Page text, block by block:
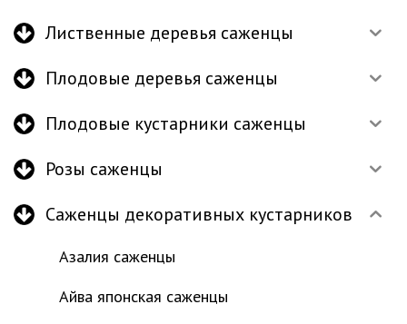
Лиственные деревья саженцы
Плодовые деревья саженцы
Плодовые кустарники саженцы
Розы саженцы
Саженцы декоративных кустарников
Азалия саженцы
Айва японская саженцы